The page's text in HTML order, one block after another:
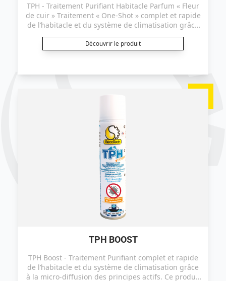
TPH - Traitement Purifiant Habitacle Parfum « Fleur
de cuir » Traitement « One-Shot » complet et rapide
de l’habitacle et du système de climatisation grâce
est certifié efficace sur le coronavirus ("TGEV" selon
le protocole EN14476+A2).
Découvrir le produit
TPH BOOST
TPH Boost - Traitement Purifiant complet et rapide
de l’habitacle et du système de climatisation grâce
à la micro-diffusion des principes actifs. Ce produit